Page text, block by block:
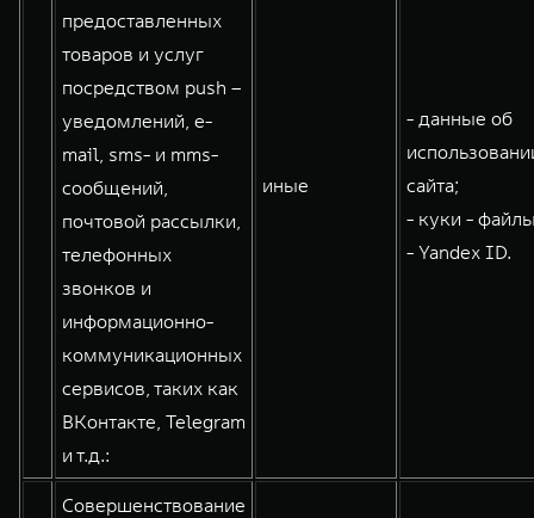
предоставленных
товаров и услуг
посредством push –
уведомлений, e-
mail, sms- и mms-
сообщений,
почтовой рассылки,
телефонных
звонков и
информационно-
коммуникационных
сервисов, таких как
ВКонтакте, Telegram
и т.д.:
иные
- данные об
сайта;
- куки -
- Yandex ID.
Совершенствование